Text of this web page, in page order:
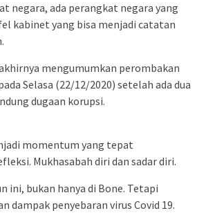
negara, ada perangkat negara yang
kabinet yang bisa menjadi catatan
mengumumkan perombakan
Selasa (22/12/2020) setelah ada dua
dugaan korupsi.
momentum yang tepat
Mukhasabah diri dan sadar diri.
ini, bukan hanya di Bone. Tetapi
dampak penyebaran virus Covid 19.